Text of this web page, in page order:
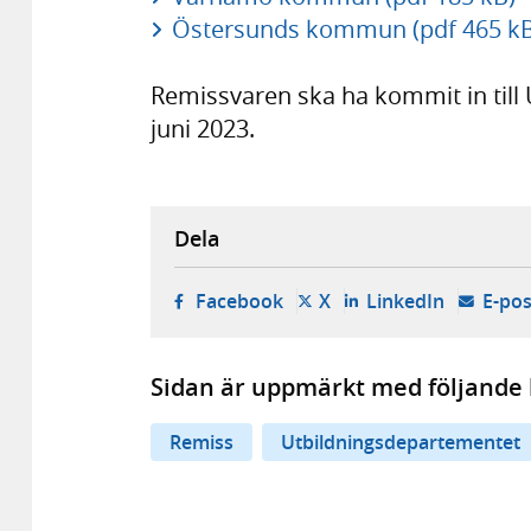
Östersunds kommun (pdf 465
Remissvaren ska ha kommit in
juni 2023.
Dela
Facebook- öppnas i ny flik, extern
X- öppnas i ny flik,
LinkedIn- öppnas
E-
Sidan är uppmärkt med
Remiss Utbildningsdepartementet